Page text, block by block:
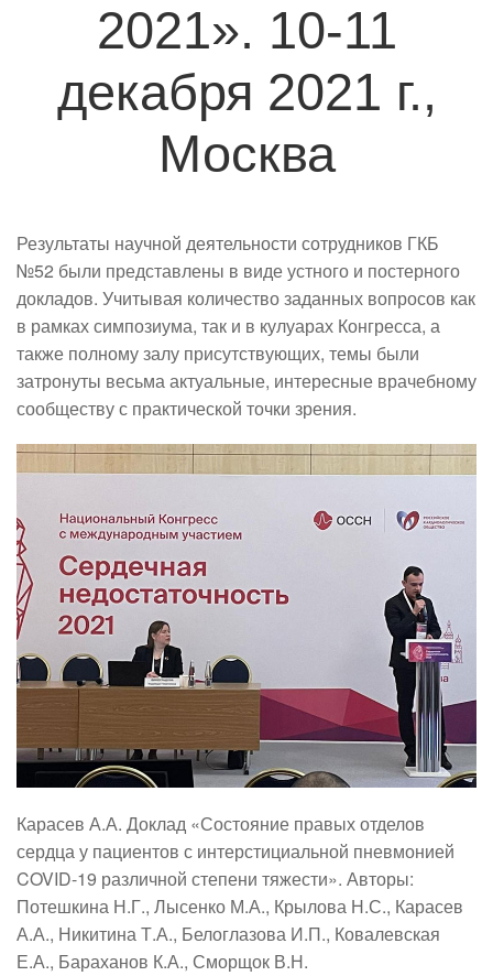
2021». 10-11
декабря 2021 г.,
Москва
Результаты научной деятельности сотрудников ГКБ
№52 были представлены в виде устного и постерного
докладов. Учитывая количество заданных вопросов как
в рамках симпозиума, так и в кулуарах Конгресса, а
также полному залу присутствующих, темы были
затронуты весьма актуальные, интересные врачебному
сообществу с практической точки зрения.
Карасев А.А. Доклад «Состояние правых отделов
сердца у пациентов с интерстициальной пневмонией
COVID-19 различной степени тяжести». Авторы:
Потешкина Н.Г., Лысенко М.А., Крылова Н.С., Карасев
А.А., Никитина Т.А., Белоглазова И.П., Ковалевская
Е.А., Бараханов К.А., Сморщок В.Н.